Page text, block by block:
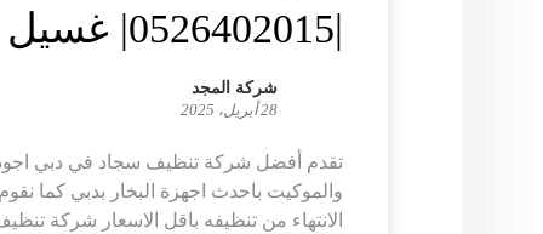
|0526402015| غسيل السجاد
شركة المجد
28 أبريل، 2025
تقدم أفضل شركة تنظيف سجاد في دبي
والموكيت باحدث اجهزة البخار بدبي كما
الانتهاء من تنظيفه باقل الاسعار شركة